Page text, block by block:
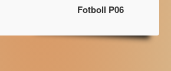
Fotboll P06